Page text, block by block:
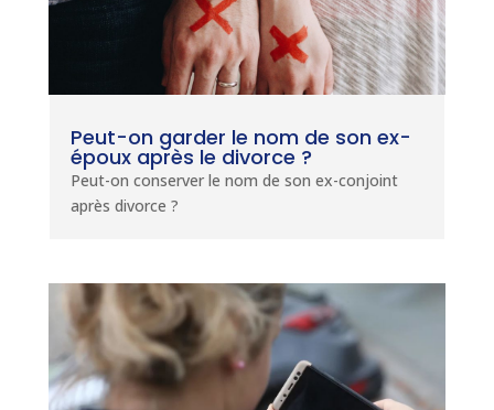
Peut-on garder le nom de son ex-
époux après le divorce ?
Peut-on conserver le nom de son ex-conjoint
après divorce ?